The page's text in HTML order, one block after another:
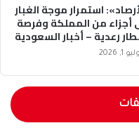
استمرار موجة الغبار
أجزاء من المملكة وفرصة
رعدية – أخبار السعودية
1, 2026